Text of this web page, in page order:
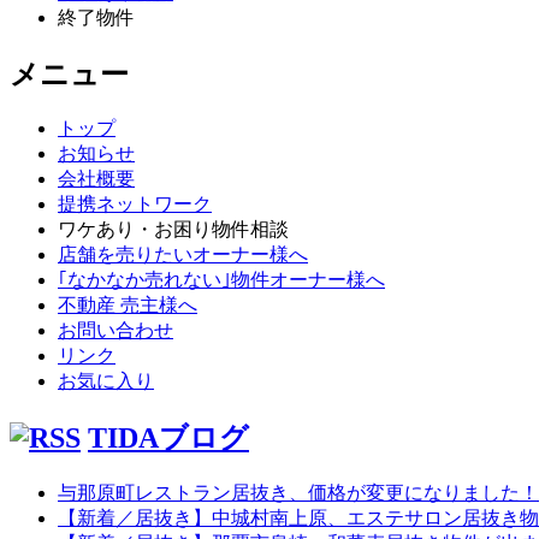
終了物件
メニュー
トップ
お知らせ
会社概要
提携ネットワーク
ワケあり・お困り物件相談
店舗を売りたいオーナー様へ
｢なかなか売れない｣物件オーナー様へ
不動産 売主様へ
お問い合わせ
リンク
お気に入り
TIDAブログ
与那原町レストラン居抜き、価格が変更になりました！
【新着／居抜き】中城村南上原、エステサロン居抜き